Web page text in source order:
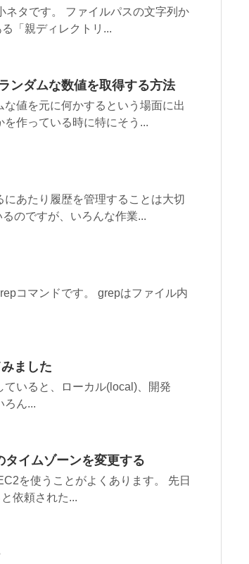
ネタです。 ファイルパスの文字列か
「親ディレクトリ...
ンダムな数値を取得する方法
値を元に何かするという場面に出
作っている時に特にそう...
あたり履歴を管理することは大切
のですが、いろんな作業...
コマンドです。 grepはファイル内
ました
いると、ローカル(local)、開発
ろん...
イムゾーンを変更する
を使うことがよくあります。 先日
依頼された...